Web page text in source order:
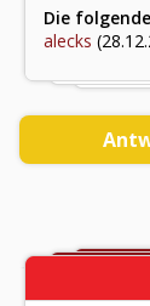
Die
alecks